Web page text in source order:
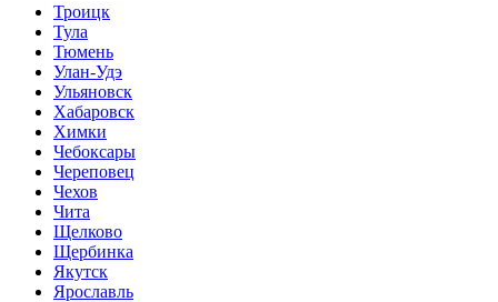
Троицк
Тула
Тюмень
Улан-Удэ
Ульяновск
Хабаровск
Химки
Чебоксары
Череповец
Чехов
Чита
Щелково
Щербинка
Якутск
Ярославль